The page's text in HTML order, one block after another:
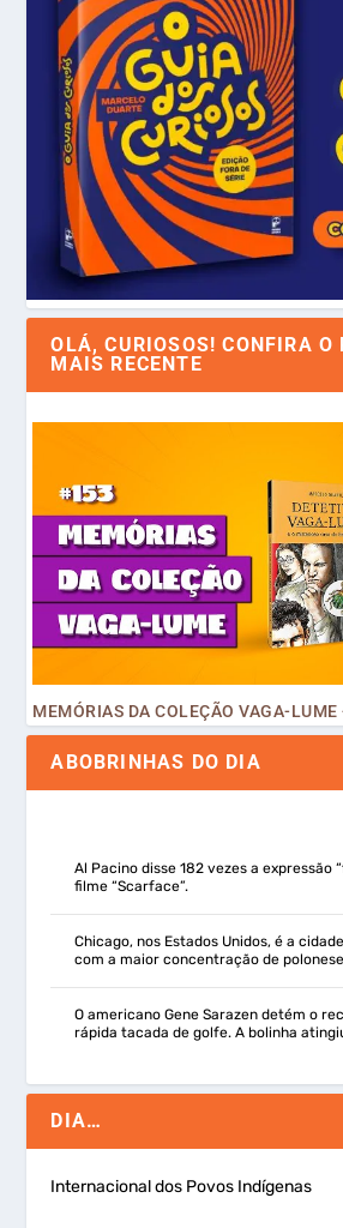
OLÁ, CURIOSOS! CONFIRA O
MAIS RECENTE
ABOBRINHAS DO DIA
Al Pacino disse 182 vezes a expressão
filme “Scarface”.
Chicago, nos Estados Unidos, é a
com a maior concentração de
O americano Gene Sarazen detém o
rápida tacada de golfe. A bolinha
DIA…
Internacional dos Povos Indígenas